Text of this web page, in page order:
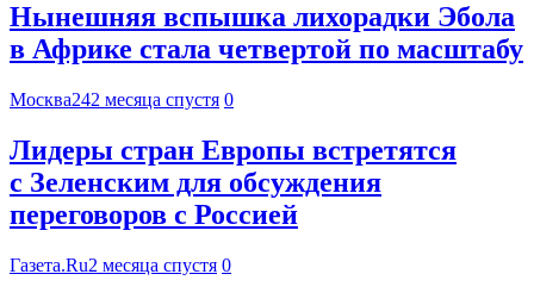
Нынешняя вспышка лихорадки Эбола
в Африке стала четвертой по масштабу
Москва242 месяца спустя 0
Лидеры стран Европы встретятся
с Зеленским для обсуждения
переговоров с Россией
Газета.Ru2 месяца спустя 0